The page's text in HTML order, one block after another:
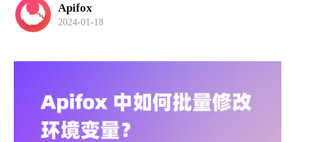
Apifox
2024-01-18